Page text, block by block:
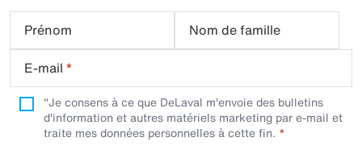
Prénom
Nom de famille
E-mail *
"Je consens à ce que DeLaval m'envoie des bulletins
d'information et autres matériels marketing par e-mail et
traite mes données personnelles à cette fin.